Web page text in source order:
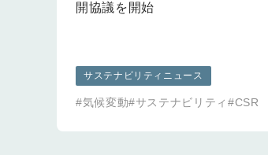
開協議を開始
サステナビリティニュース
#気候変動#サステナビリティ #CSR